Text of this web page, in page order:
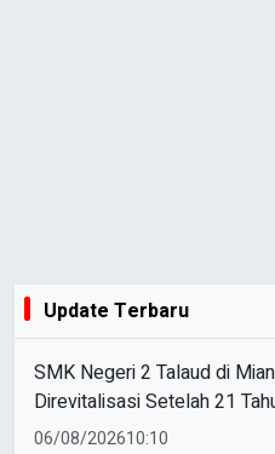
Update Terbaru
SMK Negeri 2 Talaud di
Direvitalisasi Setelah 21
3T Makin Berkualitas
06/08/202610:10